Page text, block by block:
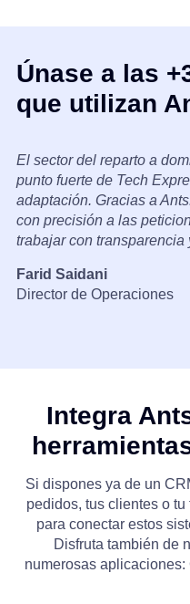
Únase a las
que utilizan
El sector del reparto a
punto fuerte de Tech
adaptación. Gracias a
con precisión a las
trabajar con transparencia
Farid Saidani
Director de Operaciones
Integra
Si dispones ya de un
pedidos, tus clientes o tu
para conectar estos
Disfruta también de
numerosas aplicaciones: